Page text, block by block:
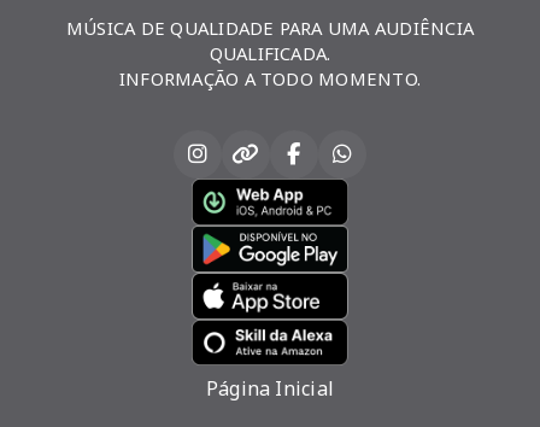
MÚSICA DE QUALIDADE PARA UMA AUDIÊNCIA
QUALIFICADA.
INFORMAÇÃO A TODO MOMENTO.
Página Inicial